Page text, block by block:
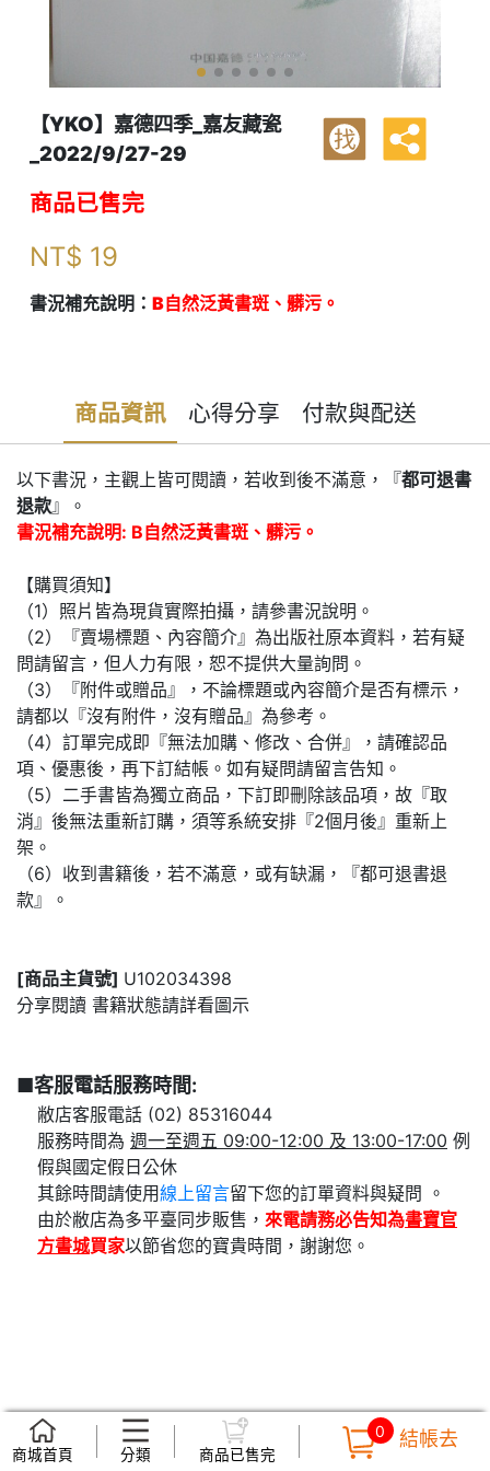
【YKO】嘉德四季_嘉友藏瓷
_2022/9/27-29
找
商品已售完
NT$ 19
書況補充說明： B自然泛黃書斑、髒污。
商品資訊 心得分享 付款與配送
以下書況，主觀上皆可閱讀，若收到後不滿意，『都可退書
退款』。
書況補充說明: B自然泛黃書斑、髒污。
【購買須知】
（1）照片皆為現貨實際拍攝，請參書況說明。
（2）『賣場標題、內容簡介』為出版社原本資料，若有疑
問請留言，但人力有限，恕不提供大量詢問。
（3）『附件或贈品』，不論標題或內容簡介是否有標示，
請都以『沒有附件，沒有贈品』為參考。
（4）訂單完成即『無法加購、修改、合併』，請確認品
項、優惠後，再下訂結帳。如有疑問請留言告知。
（5）二手書皆為獨立商品，下訂即刪除該品項，故『取
消』後無法重新訂購，須等系統安排『2個月後』重新上
架。
（6）收到書籍後，若不滿意，或有缺漏，『都可退書退
款』。
[商品主貨號] U102034398
分享閱讀 書籍狀態請詳看圖示
■客服電話服務時間:
敝店客服電話 (02) 85316044
服務時間為 週一至週五 09:00-12:00 及 13:00-17:00 例
假與國定假日公休
其餘時間請使用線上留言
留下您的訂單資料與疑問 。
由於敝店為多平臺同步販售， 來電請務必告知為書寶官
方書城買家以節省您的寶貴時間，謝謝您。
商城首頁 分類 商品已售完
0 結帳去